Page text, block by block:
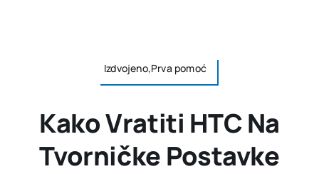
Izdvojeno,Prva pomoć
Kako Vratiti HTC Na
Tvorničke Postavke